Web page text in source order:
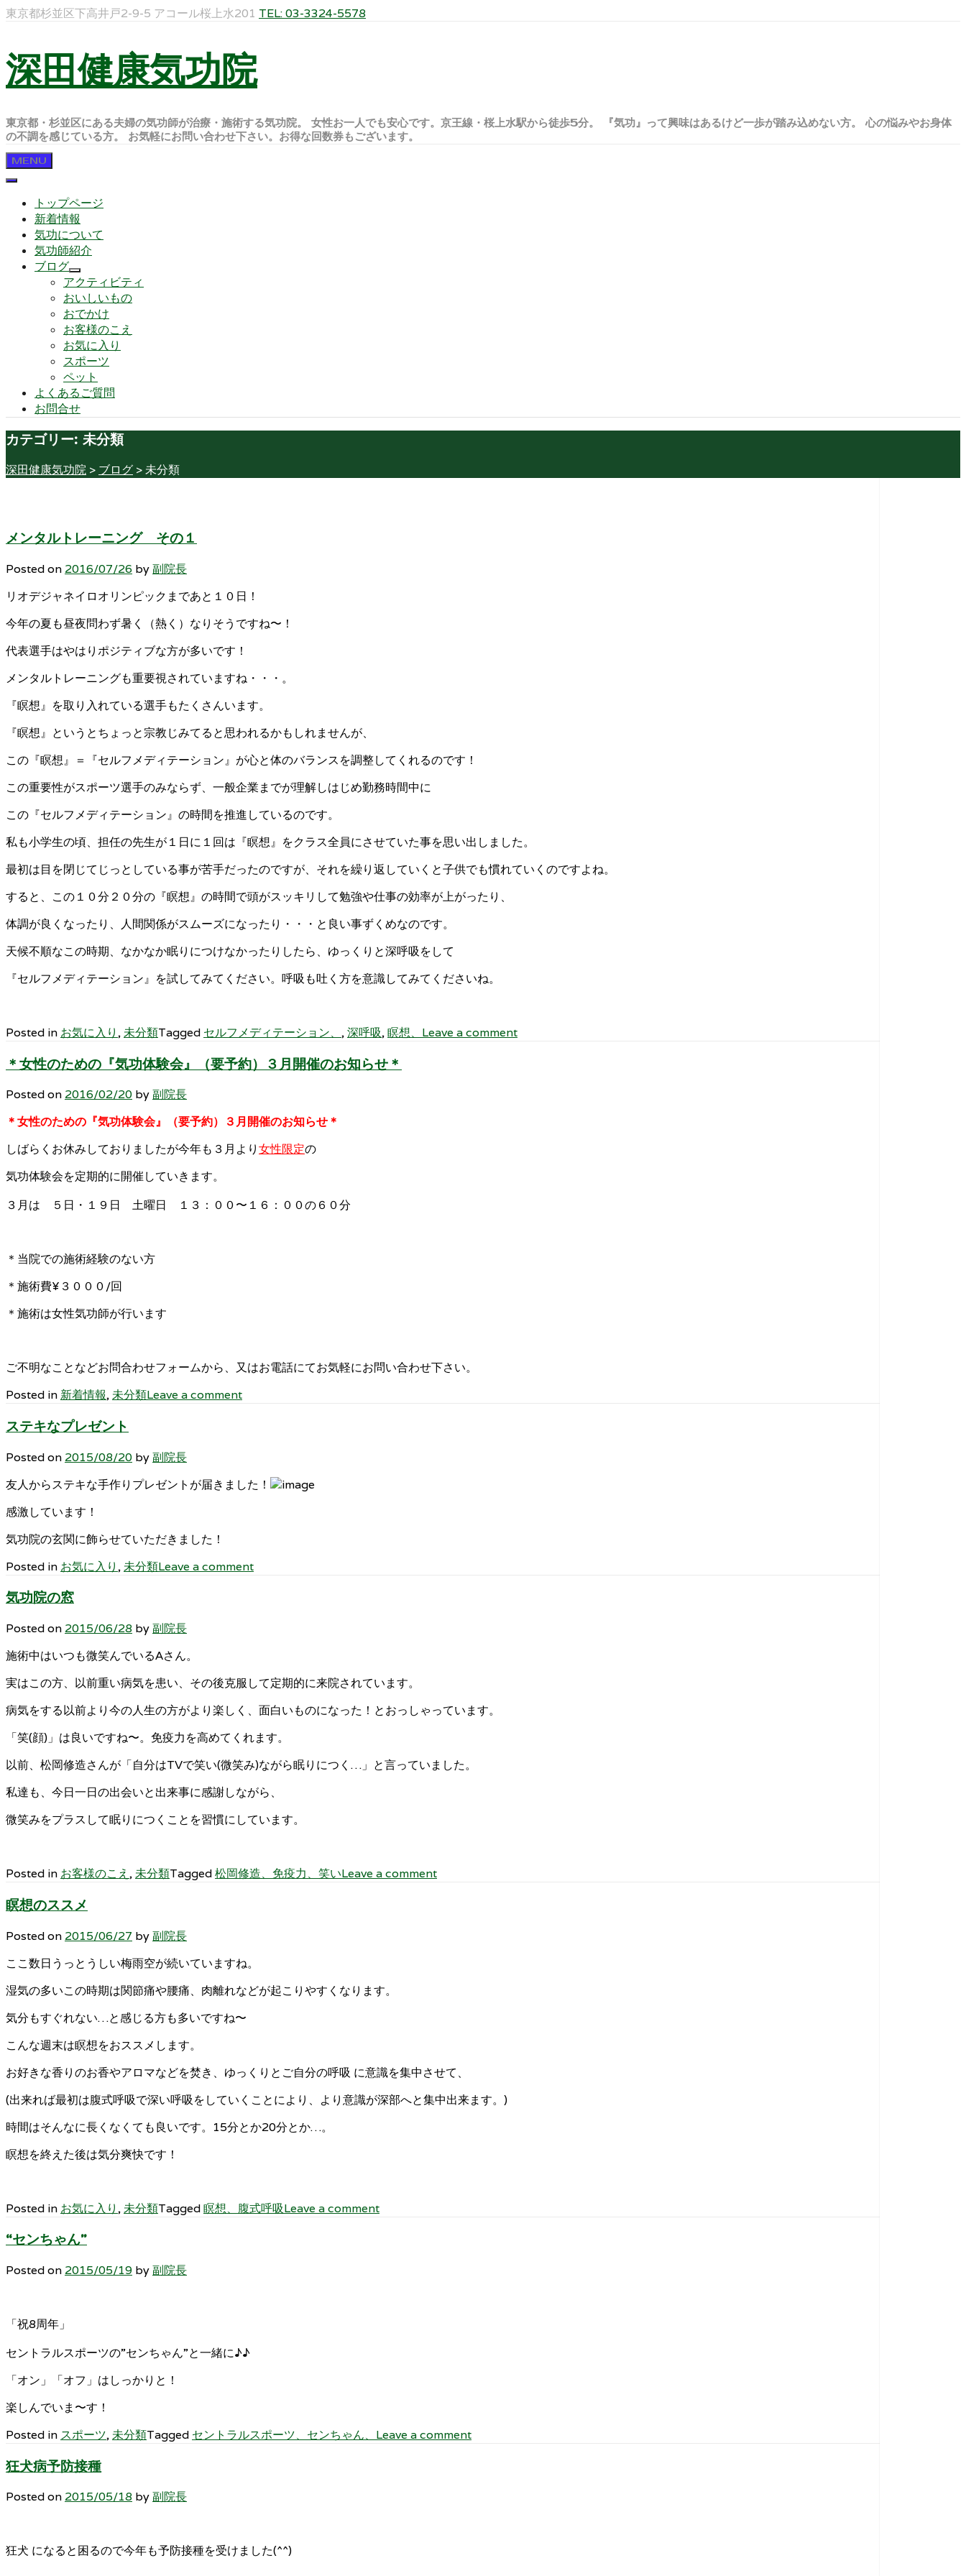
東京都杉並区下高井戸2-9-5 アコール桜上水201 TEL: 03-3324-5578
深田健康気功院
東京都・杉並区にある夫婦の気功師が治療・施術する気功院。 女性お一人でも安心です。京王線・桜上水駅から徒歩5分。 『気功』って興味はあるけど一歩が踏み込めない方。 心の悩みやお身体
の不調を感じている方。 お気軽にお問い合わせ下さい。お得な回数券もございます。
MENU
トップページ
新着情報
気功について
気功師紹介
ブログ
アクティビティ
おいしいもの
おでかけ
お客様のこえ
お気に入り
スポーツ
ペット
よくあるご質問
お問合せ
カテゴリー: 未分類
深田健康気功院 > ブログ >未分類
メンタルトレーニング その１
Posted on 2016/07/26 by副院長
リオデジャネイロオリンピックまであと１０日！
今年の夏も昼夜問わず暑く（熱く）なりそうですね〜！
代表選手はやはりポジティブな方が多いです！
メンタルトレーニングも重要視されていますね・・・。
『瞑想』を取り入れている選手もたくさんいます。
『瞑想』というとちょっと宗教じみてると思われるかもしれませんが、
この『瞑想』＝『セルフメディテーション』が心と体のバランスを調整してくれるのです！
この重要性がスポーツ選手のみならず、一般企業までが理解しはじめ勤務時間中に
この『セルフメディテーション』の時間を推進しているのです。
私も小学生の頃、担任の先生が１日に１回は『瞑想』をクラス全員にさせていた事を思い出しました。
最初は目を閉じてじっとしている事が苦手だったのですが、それを繰り返していくと子供でも慣れていくのですよね。
すると、この１０分２０分の『瞑想』の時間で頭がスッキリして勉強や仕事の効率が上がったり、
体調が良くなったり、人間関係がスムーズになったり・・・と良い事ずくめなのです。
天候不順なこの時期、なかなか眠りにつけなかったりしたら、ゆっくりと深呼吸をして
『セルフメディテーション』を試してみてください。呼吸も吐く方を意識してみてくださいね。
Posted in お気に入り,未分類Tagged セルフメディテーション、 ,深呼吸,瞑想、 Leave a comment
＊女性のための『気功体験会』（要予約）３月開催のお知らせ＊
Posted on 2016/02/20 by副院長
＊女性のための『気功体験会』（要予約）３月開催のお知らせ＊
しばらくお休みしておりましたが今年も３月より女性限定の
気功体験会を定期的に開催していきます。
３月は ５日・１９日 土曜日 １３：００〜１６：００の６０分
＊当院での施術経験のない方
＊施術費¥３０００/回
＊施術は女性気功師が行います
ご不明なことなどお問合わせフォームから、又はお電話にてお気軽にお問い合わせ下さい。
Posted in新着情報,未分類Leave a comment
ステキなプレゼント
Posted on 2015/08/20 by副院長
友人からステキな手作りプレゼントが届きました！
感激しています！
気功院の玄関に飾らせていただきました！
Posted in お気に入り,未分類Leave a comment
気功院の窓
Posted on 2015/06/28 by副院長
施術中はいつも微笑んでいるAさん。
実はこの方、以前重い病気を患い、その後克服して定期的に来院されています。
病気をする以前より今の人生の方がより楽しく、面白いものになった！とおっしゃっています。
「笑(顔)」は良いですね〜。免疫力を高めてくれます。
以前、松岡修造さんが「自分はTVで笑い(微笑み)ながら眠りにつく…」と言っていました。
私達も、今日一日の出会いと出来事に感謝しながら、
微笑みをプラスして眠りにつくことを習慣にしています。
Posted in お客様のこえ ,未分類Tagged松岡修造、免疫力、笑いLeave a comment
瞑想のススメ
Posted on 2015/06/27 by副院長
ここ数日うっとうしい梅雨空が続いていますね。
湿気の多いこの時期は関節痛や腰痛、肉離れなどが起こりやすくなります。
気分もすぐれない…と感じる方も多いですね〜
こんな週末は瞑想をおススメします。
お好きな香りのお香やアロマなどを焚き、ゆっくりとご自分の呼吸 に意識を集中させて、
(出来れば最初は腹式呼吸で深い呼吸をしていくことにより、より意識が深部へと集中出来ます。)
時間はそんなに長くなくても良いです。15分とか20分とか…。
瞑想を終えた後は気分爽快です！
Posted in お気に入り,未分類Tagged瞑想、腹式呼吸Leave a comment
“センちゃん”
Posted on 2015/05/19 by副院長
「祝8周年」
セントラルスポーツの”センちゃん”と一緒に♪♪
「オン」「オフ」はしっかりと！
楽しんでいま〜す！
Posted in スポーツ,未分類Tagged セントラルスポーツ、センちゃん、 Leave a comment
狂犬病予防接種
Posted on 2015/05/18 by副院長
狂犬 になると困るので今年も予防接種を受けました(^^)